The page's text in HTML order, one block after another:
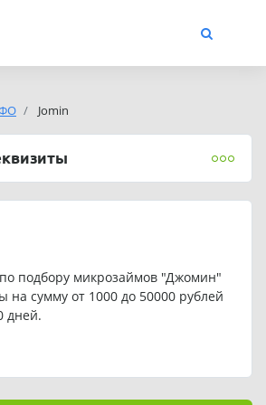
Jomin
подбору микрозаймов "Джомин"
на сумму от 1000 до 50000 рублей
дней.